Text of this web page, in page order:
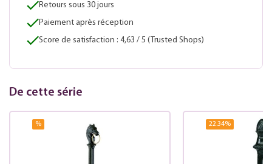
Retours sous 30 jours
Paiement après réception
Score de satisfaction : 4,63 / 5 (Trusted Shops)
De cette série
% 22.34%